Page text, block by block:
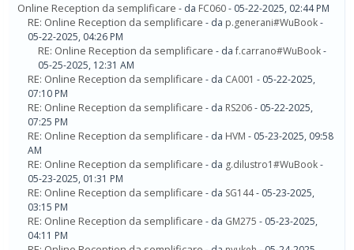
Online Reception da semplificare - da FC060- 05-22-2025, 02:44 PM
RE: Online Reception da semplificare - da p.generani#WuBook-
05-22-2025, 04:26 PM
RE: Online Reception da semplificare - da f.carrano#WuBook-
05-25-2025, 12:31 AM
RE: Online Reception da semplificare - da CA001 - 05-22-2025,
07:10 PM
RE: Online Reception da semplificare - da RS206- 05-22-2025,
07:25 PM
RE: Online Reception da semplificare - da HVM - 05-23-2025, 09:58
AM
RE: Online Reception da semplificare - da g.dilustro1#WuBook-
05-23-2025, 01:31 PM
RE: Online Reception da semplificare - da SG144- 05-23-2025,
03:15 PM
RE: Online Reception da semplificare - da GM275 - 05-23-2025,
04:11 PM